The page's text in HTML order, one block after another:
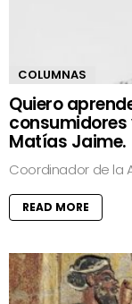
COLUMNAS
Quiero
consumidores
Matías Jaime.
Coordinador de la
READ MORE